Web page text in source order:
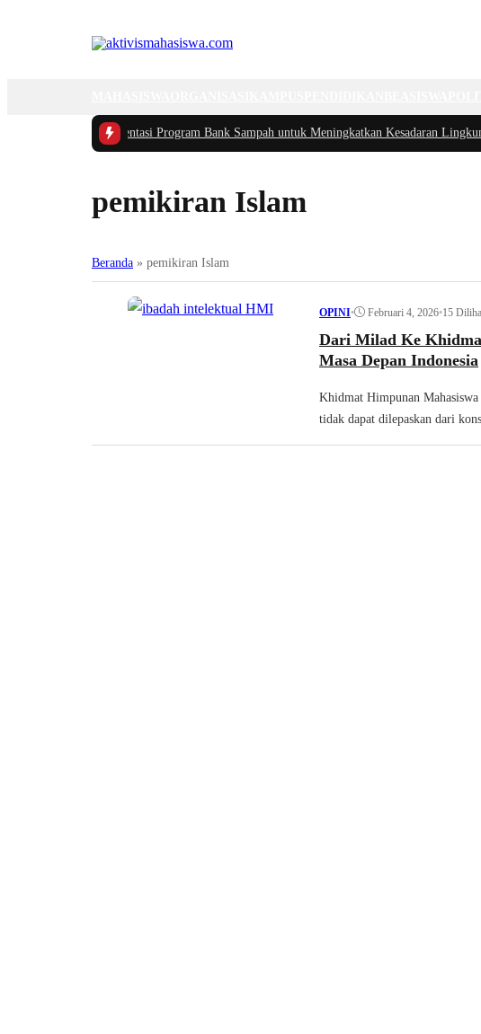
dan Implementasi Program Bank Sampah untuk Meningkatkan Kesadaran Lingkungan
pemikiran Islam
Beranda » pemikiran Islam
OPINI• Februari 4, 2026•15
Dari Milad Ke
Masa Depan Indonesia
Khidmat Himpunan
tidak dapat dilepaskan dari